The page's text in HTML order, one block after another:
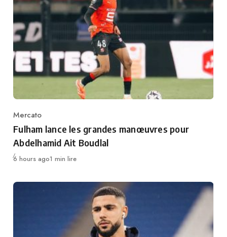
Category
Mercato
Fulham lance les grandes manœuvres pour
Abdelhamid Ait Boudlal
Publié
6 hours ago1 min lire